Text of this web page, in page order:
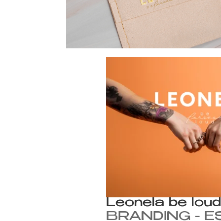
Leonela be loud
BRANDING -